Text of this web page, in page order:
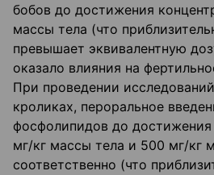
бобов до достижения
массы тела (что
превышает эквивалентную
оказало влияния на
При проведении
кроликах, пероральное
фосфолипидов до достижения
мг/кг массы тела и 500 мг/кг
соответственно (что